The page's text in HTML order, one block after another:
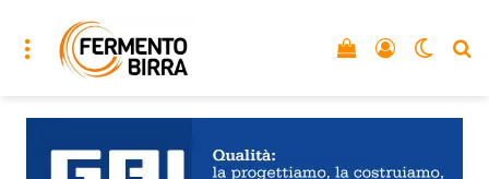
Menu Accedi
Vedi il carrello